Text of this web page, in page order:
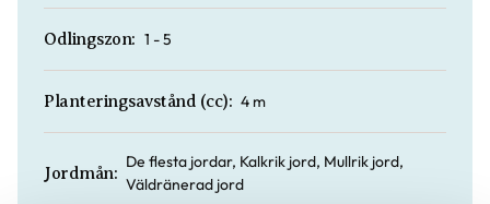
Odlingszon: 1 - 5
Planteringsavstånd (cc): 4 m
Jordmån:
De flesta jordar, Kalkrik jord, Mullrik jord,
Väldränerad jord